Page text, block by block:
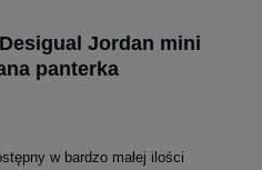
Jordan mini
panterka
w bardzo małej ilości